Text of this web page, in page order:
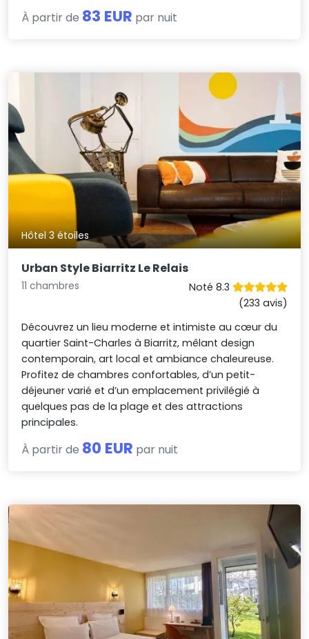
À partir de 83 EUR par nuit
Hôtel 3 étoiles
Urban Style Biarritz Le Relais
11 chambres
Noté 8.3
(233 avis)
Découvrez un lieu moderne et intimiste au cœur du
quartier Saint-Charles à Biarritz, mêlant design
contemporain, art local et ambiance chaleureuse.
Profitez de chambres confortables, d’un petit-
déjeuner varié et d’un emplacement privilégié à
quelques pas de la plage et des attractions
principales.
À partir de 80 EUR par nuit